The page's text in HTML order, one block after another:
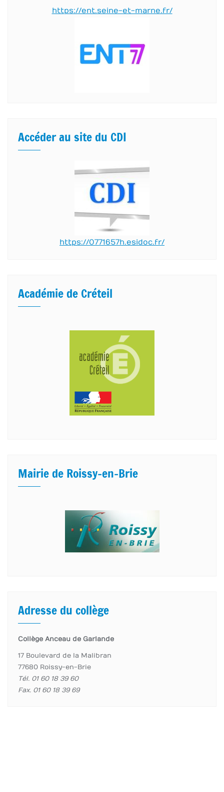
https://ent.seine-et-marne.fr/
Accéder au site du CDI
https://0771657h.esidoc.fr/
Académie de Créteil
Mairie de Roissy-en-Brie
Adresse du collège
Collège Anceau de Garlande
17 Boulevard de la Malibran
77680 Roissy-en-Brie
Tél. 01 60 18 39 60
Fax. 01 60 18 39 69